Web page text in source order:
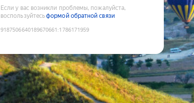
Если у вас возникли проблемы, пожалуйста,
воспользуйтесьформой обратной связи
9187506640189670661 :1786171959